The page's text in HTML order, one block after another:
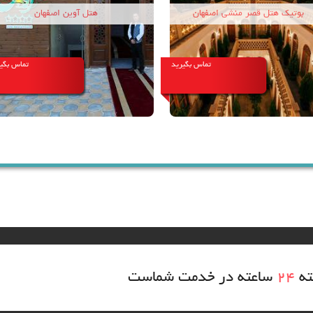
هتل آوین اصفهان
تماس بگیرید
بوتیک هتل کریاس اصفهان
تماس
24 ساعته در خدمت شماست